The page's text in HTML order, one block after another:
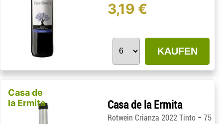
3,19 €
KAUFEN
Casa de
la Ermita
Casa de la Ermita
Rotwein Crianza 2022 Tinto -75